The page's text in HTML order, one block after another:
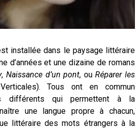
installée dans le paysage littéraire
d’années et une dizaine de romans
, Naissance d’un pont, ouRéparer les
Tous ont en commun
différents qui permettent à la
une langue propre à chacun,
littéraire des mots étrangers à la